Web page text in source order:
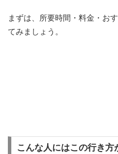
まずは、所要時間・料金・お
てみましょう。
こんな人にはこの行き方